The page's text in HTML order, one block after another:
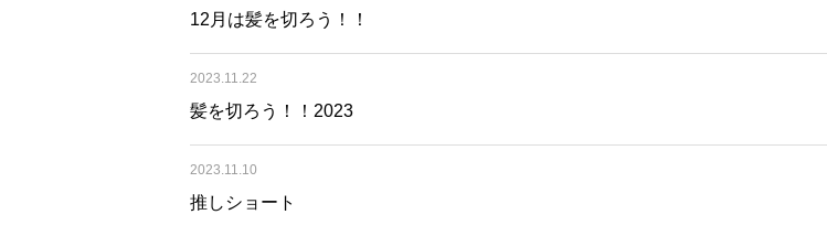
12月は髪を切ろう！！
2023.11.22
髪を切ろう！！2023
2023.11.10
推しショート